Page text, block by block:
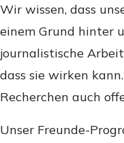
Wir wissen, dass
einem Grund hinter
journalistische
dass sie wirken
Recherchen auch
Unser Freunde-